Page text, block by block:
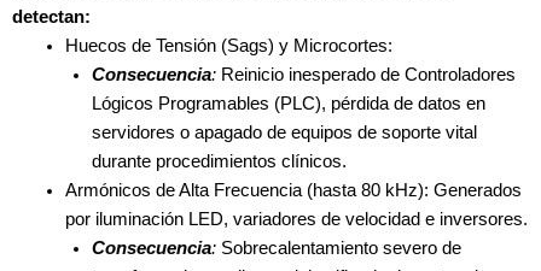
detectan:
Huecos de Tensión (Sags) y Microcortes:
Consecuencia:Reinicio inesperado de Controladores
Lógicos Programables (PLC), pérdida de datos en
servidores o apagado de equipos de soporte vital
durante procedimientos clínicos.
Armónicos de Alta Frecuencia (hasta 80 kHz): Generados
por iluminación LED, variadores de velocidad e inversores.
Consecuencia:Sobrecalentamiento severo de